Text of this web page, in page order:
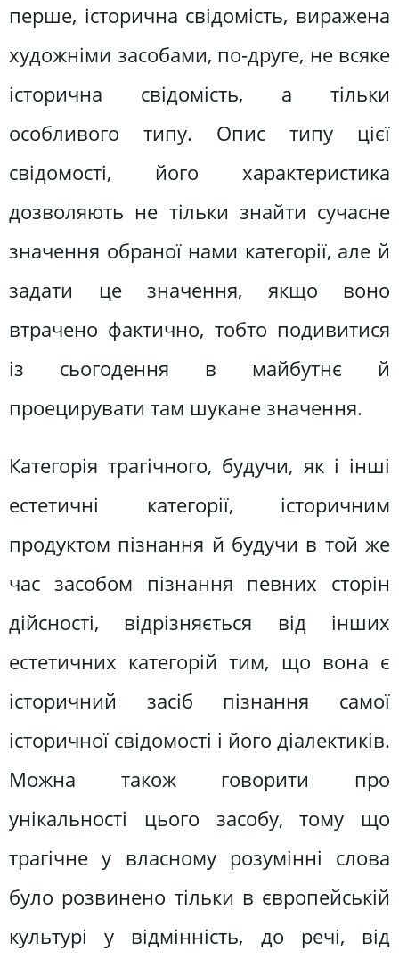
перше, історична свідомість, виражена
художніми засобами, по-друге, не всяке
історична свідомість, а тільки
особливого типу. Опис типу цієї
свідомості, його характеристика
дозволяють не тільки знайти сучасне
значення обраної нами категорії, але й
задати це значення, якщо воно
втрачено фактично, тобто подивитися
із сьогодення в майбутнє й
проецирувати там шукане значення.
Категорія трагічного, будучи, як і інші
естетичні категорії, історичним
продуктом пізнання й будучи в той же
час засобом пізнання певних сторін
дійсності, відрізняється від інших
естетичних категорій тим, що вона є
історичний засіб пізнання самої
історичної свідомості і його діалектиків.
Можна також говорити про
унікальності цього засобу, тому що
трагічне у власному розумінні слова
було розвинено тільки в європейській
культурі у відмінність, до речі, від